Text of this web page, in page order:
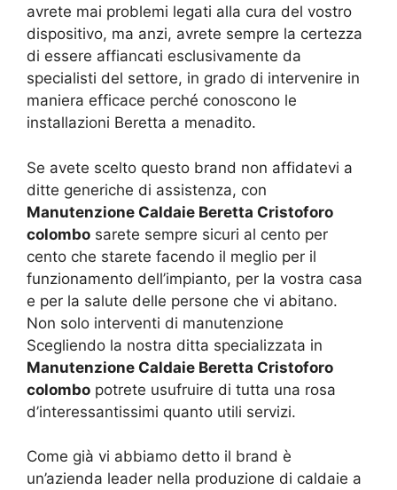
avrete mai problemi legati alla cura del vostro
dispositivo, ma anzi, avrete sempre la certezza
di essere affiancati esclusivamente da
specialisti del settore, in grado di intervenire in
maniera efficace perché conoscono le
installazioni Beretta a menadito.
Se avete scelto questo brand non affidatevi a
ditte generiche di assistenza, con
Manutenzione Caldaie Beretta Cristoforo
colombo sarete sempre sicuri al cento per
cento che starete facendo il meglio per il
funzionamento dell’impianto, per la vostra casa
e per la salute delle persone che vi abitano.
Non solo interventi di manutenzione
Scegliendo la nostra ditta specializzata in
Manutenzione Caldaie Beretta Cristoforo
colombo potrete usufruire di tutta una rosa
d’interessantissimi quanto utili servizi.
Come già vi abbiamo detto il brand è
un’azienda leader nella produzione di caldaie a